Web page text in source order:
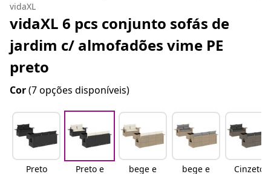
vidaXL
vidaXL 6 pcs conjunto sofás de
jardim c/ almofadões vime PE
preto
Cor(7 opções disponíveis)
Preto
Preto e
bege e
bege e
Cinzeto